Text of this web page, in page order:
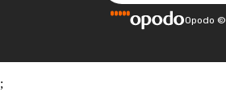
Opodo ©
;